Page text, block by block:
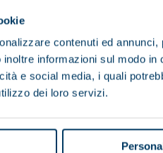
contenuti ed
informazioni sul modo
e social media, i quali
dei loro servizi.
You may also